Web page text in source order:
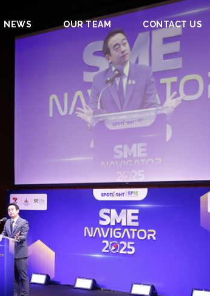
NEWS OUR TEAM CONTACT US